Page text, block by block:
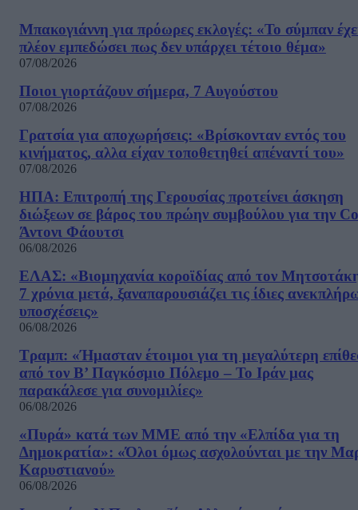
Μπακογιάννη για πρόωρες εκλογές: «Το σύμπαν
πλέον εμπεδώσει πως δεν υπάρχει τέτοιο θέμα»
07/08/2026
Ποιοι γιορτάζουν σήμερα, 7 Αυγούστου
07/08/2026
Γρατσία για αποχωρήσεις: «Bρίσκονταν εντός του
κινήματος, αλλα είχαν τοποθετηθεί απέναντί του»
07/08/2026
ΗΠΑ: Επιτροπή της Γερουσίας προτείνει άσκηση
διώξεων σε βάρος του πρώην συμβούλου για την
Άντονι Φάουτσι
06/08/2026
ΕΛΑΣ: «Βιομηχανία κοροϊδίας από τον
7 χρόνια μετά, ξαναπαρουσιάζει τις ίδιες
υποσχέσεις»
06/08/2026
Τραμπ: «Ήμασταν έτοιμοι για τη μεγαλύτερη
από τον Β’ Παγκόσμιο Πόλεμο – Το Ιράν μας
παρακάλεσε για συνομιλίες»
06/08/2026
«Πυρά» κατά των ΜΜΕ από την «Ελπίδα για τη
Δημοκρατία»: «Όλοι όμως ασχολούνται με την
Καρυστιανού»
06/08/2026